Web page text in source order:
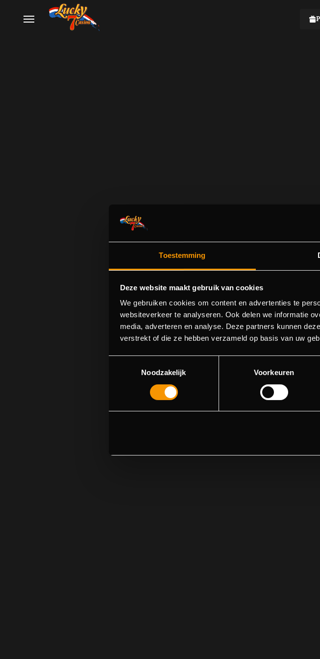
Toestemming
Deze website maakt gebruik van cookies
We gebruiken cookies om content en advertenties te
websiteverkeer te analyseren. Ook delen we informatie
media, adverteren en analyse. Deze partners kunnen
verstrekt of die ze hebben verzameld op basis van uw
Noodzakelijk
Voorkeuren
404
Sorry! We konden de
Ga naar